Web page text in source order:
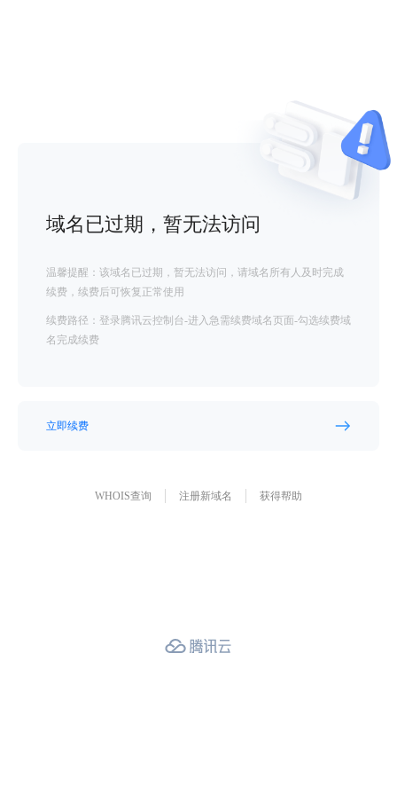
域名已过期，暂无法访问
温馨提醒：该域名已过期，暂无法访问，请域名所有人及时完成
续费，续费后可恢复正常使用
续费路径：登录腾讯云控制台-进入急需续费域名页面-勾选续费域
名完成续费
立即续费
WHOIS查询 注册新域名 获得帮助